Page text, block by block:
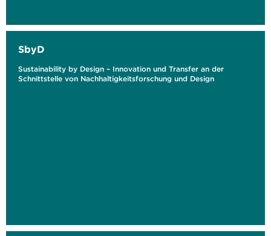
SbyD
Sustainability by Design – Innovation und Transfer an der
Schnittstelle von Nachhaltigkeitsforschung und Design